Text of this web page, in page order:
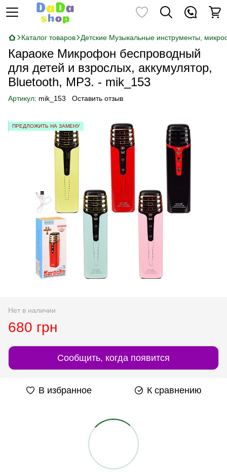
Каталог товаров Детские Музыкальные инструменты,
Караоке Микрофон беспроводный
для детей и взрослых, аккумулятор,
Bluetooth, MP3. - mik_153
Артикул: mik_153 Оставить отзыв
ПРЕДЛОЖИТЬ НА ЗАМЕНУ
Нет в наличии
680 грн
Сообщить, когда появится
В избранное К сравнению